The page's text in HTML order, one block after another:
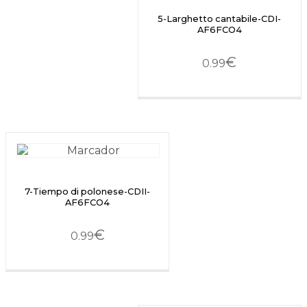
5-Larghetto cantabile-CDI-
AF6FCO4
0.99€
7-Tiempo di polonese-CDII-
AF6FCO4
0.99€